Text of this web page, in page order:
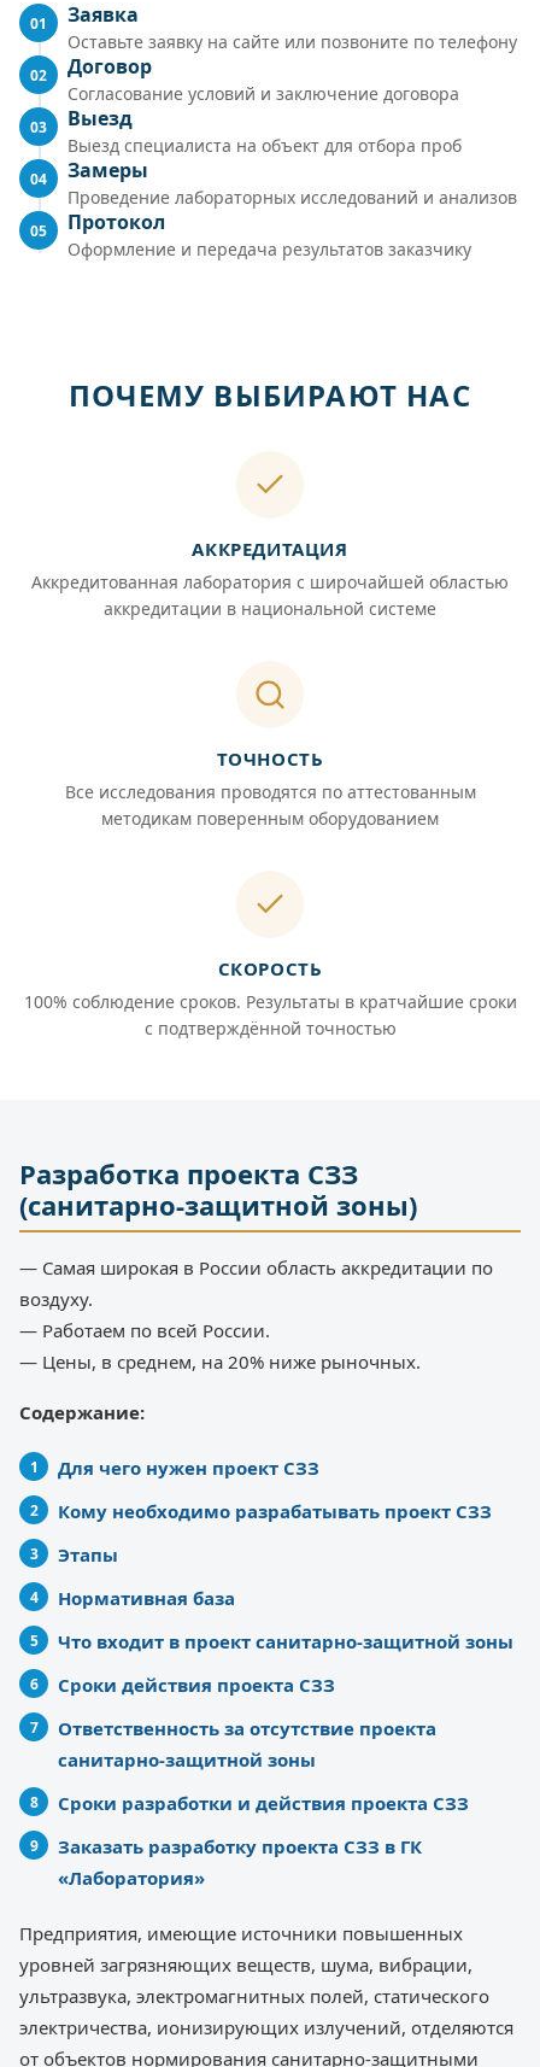
01 Заявка
Оставьте заявку на сайте или позвоните по телефону
02 Договор
Согласование условий и заключение договора
03 Выезд
Выезд специалиста на объект для отбора проб
04 Замеры
Проведение лабораторных исследований и анализов
05 Протокол
Оформление и передача результатов заказчику
ПОЧЕМУ ВЫБИРАЮТ НАС
АККРЕДИТАЦИЯ
Аккредитованная лаборатория с широчайшей областью
аккредитации в национальной системе
ТОЧНОСТЬ
Все исследования проводятся по аттестованным
методикам поверенным оборудованием
СКОРОСТЬ
100% соблюдение сроков. Результаты в кратчайшие сроки
с подтверждённой точностью
Разработка проекта СЗЗ
(санитарно-защитной зоны)
— Самая широкая в России область аккредитации по
воздуху.
— Работаем по всей России.
— Цены, в среднем, на 20% ниже рыночных.
Содержание:
Для чего нужен проект СЗЗ
Кому необходимо разрабатывать проект СЗЗ
Этапы
Нормативная база
Что входит в проект санитарно-защитной зоны
Сроки действия проекта СЗЗ
Ответственность за отсутствие проекта
санитарно-защитной зоны
Сроки разработки и действия проекта СЗЗ
Заказать разработку проекта СЗЗ в ГК
«Лаборатория»
Предприятия, имеющие источники повышенных
уровней загрязняющих веществ, шума, вибрации,
ультразвука, электромагнитных полей, статического
электричества, ионизирующих излучений, отделяются
от объектов нормирования санитарно-защитными